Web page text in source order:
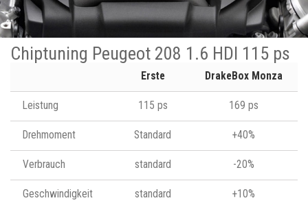
Chiptuning Peugeot 208 1.6 HDI 115 ps
Erste DrakeBox Monza
Leistung 115 ps 169 ps
Drehmoment Standard +40%
Verbrauch standard -20%
Geschwindigkeit standard +10%